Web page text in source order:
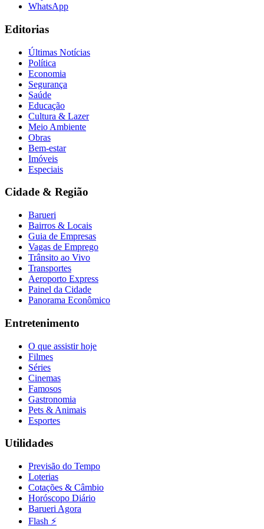
WhatsApp
Editorias
Últimas Notícias
Política
Economia
Segurança
Saúde
Educação
Cultura & Lazer
Meio Ambiente
Obras
Bem-estar
Imóveis
Especiais
Cidade & Região
Barueri
Bairros & Locais
Guia de Empresas
Vagas de Emprego
Trânsito ao Vivo
Transportes
Aeroporto Express
Painel da Cidade
Panorama Econômico
Entretenimento
O que assistir hoje
Filmes
Séries
Cinemas
Famosos
Gastronomia
Pets & Animais
Esportes
Utilidades
Previsão do Tempo
Loterias
Cotações & Câmbio
Horóscopo Diário
Barueri Agora
Flash ⚡